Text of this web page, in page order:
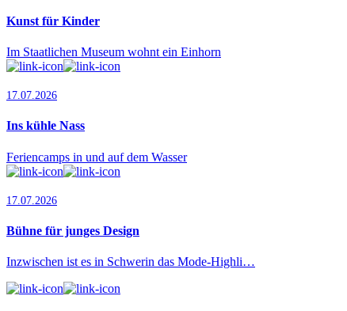
Kunst für Kinder
Im Staatlichen Museum wohnt ein Einhorn
17.07.2026
Ins kühle Nass
Feriencamps in und auf dem Wasser
17.07.2026
Bühne für junges Design
Inzwischen ist es in Schwerin das Mode-Highli…